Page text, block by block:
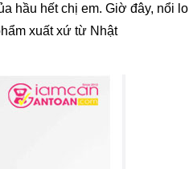
hầu hết chị em. Giờ đây, nổi lo
xuất xứ từ Nhật